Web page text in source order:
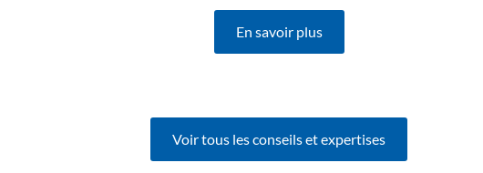
En savoir plus
Voir tous les conseils et expertises